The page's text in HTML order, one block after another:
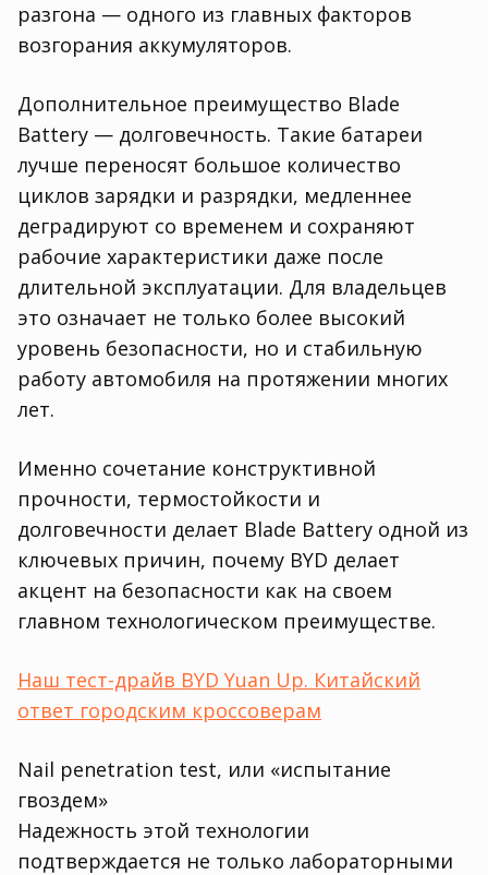
разгона — одного из главных факторов
возгорания аккумуляторов.
Дополнительное преимущество Blade
Battery — долговечность. Такие батареи
лучше переносят большое количество
циклов зарядки и разрядки, медленнее
деградируют со временем и сохраняют
рабочие характеристики даже после
длительной эксплуатации. Для владельцев
это означает не только более высокий
уровень безопасности, но и стабильную
работу автомобиля на протяжении многих
лет.
Именно сочетание конструктивной
прочности, термостойкости и
долговечности делает Blade Battery одной из
ключевых причин, почему BYD делает
акцент на безопасности как на своем
главном технологическом преимуществе.
Наш тест-драйв BYD Yuan Up. Китайский
ответ городским кроссоверам
Nail penetration test, или «испытание
гвоздем»
Надежность этой технологии
подтверждается не только лабораторными